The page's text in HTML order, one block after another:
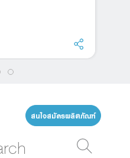
สนใจสมัครผลิตภัณฑ์